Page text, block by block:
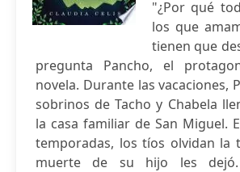
"¿Por qué
los que
tienen que
pregunta Pancho, el
novela. Durante las vacaciones,
sobrinos de Tacho y Chabela
la casa familiar de San Miguel.
temporadas, los tíos olvidan la
muerte de su hijo les dejó.